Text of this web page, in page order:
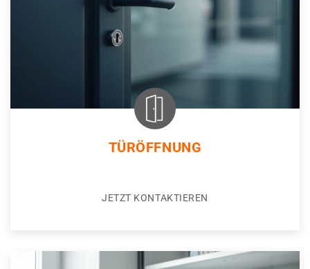
TÜRÖFFNUNG
JETZT KONTAKTIEREN